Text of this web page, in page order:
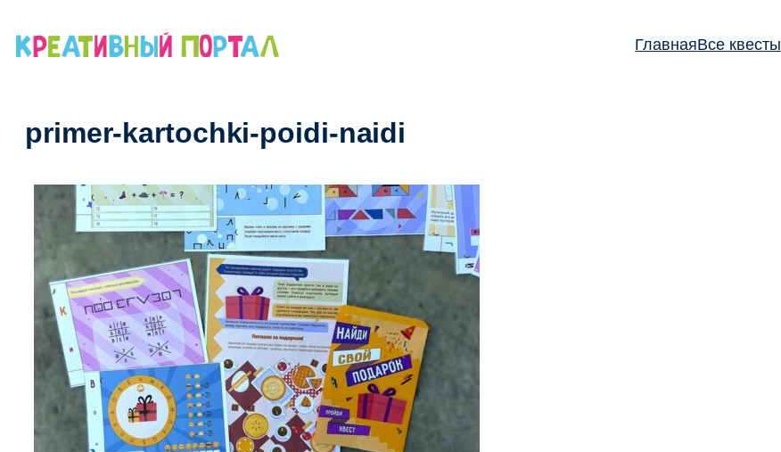
ГлавнаяВсе квесты
primer-kartochki-poidi-naidi